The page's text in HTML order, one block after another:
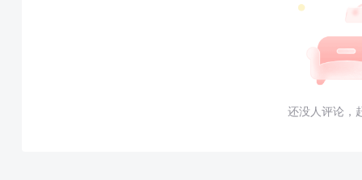
还没人评论，